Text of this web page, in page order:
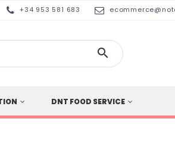
+34 953 581 683

DNT FOOD SERVICE